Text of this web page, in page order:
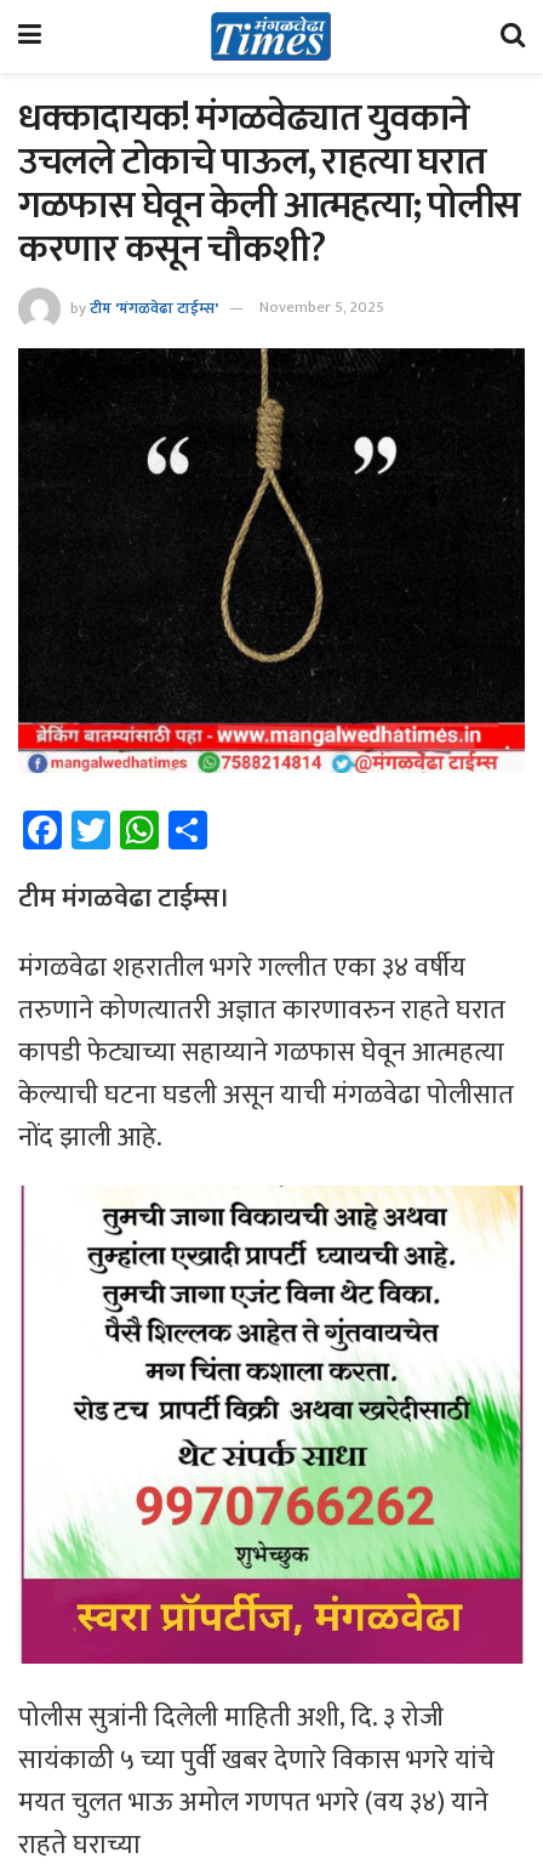
धक्कादायक! मंगळवेढ्यात युवकाने
उचलले टोकाचे पाऊल, राहत्या घरात
गळफास घेवून केली आत्महत्या; पोलीस
करणार कसून चौकशी?
byटीम 'मंगळवेढा टाईम्स' November 5, 2025
Fa
ce
b
o
ok
T
wi
tt
er
W
h
at
sA
p
p
e
टीम मंगळवेढा टाईम्स।
मंगळवेढा शहरातील भगरे गल्लीत एका ३४ वर्षीय
तरुणाने कोणत्यातरी अज्ञात कारणावरुन राहते घरात
कापडी फेट्याच्या सहाय्याने गळफास घेवून आत्महत्या
केल्याची घटना घडली असून याची मंगळवेढा पोलीसात
नोंद झाली आहे.
पोलीस सुत्रांनी दिलेली माहिती अशी, दि. ३ रोजी
सायंकाळी ५ च्या पुर्वी खबर देणारे विकास भगरे यांचे
मयत चुलत भाऊ अमोल गणपत भगरे (वय ३४) याने
राहते घराच्या